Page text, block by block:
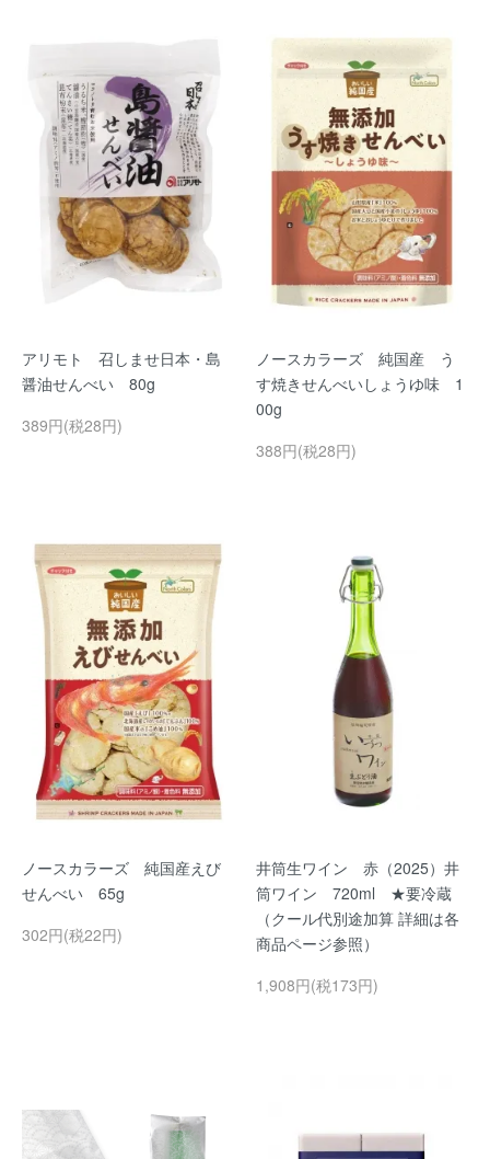
アリモト 召しませ日本・島
醤油せんべい 80g
389円(税28円)
ノースカラーズ 純国産 う
す焼きせんべいしょうゆ味 1
00g
388円(税28円)
ノースカラーズ 純国産えび
せんべい 65g
302円(税22円)
井筒生ワイン 赤（2025）井
筒ワイン 720ml ★要冷蔵
（クール代別途加算 詳細は各
商品ページ参照）
1,908円(税173円)